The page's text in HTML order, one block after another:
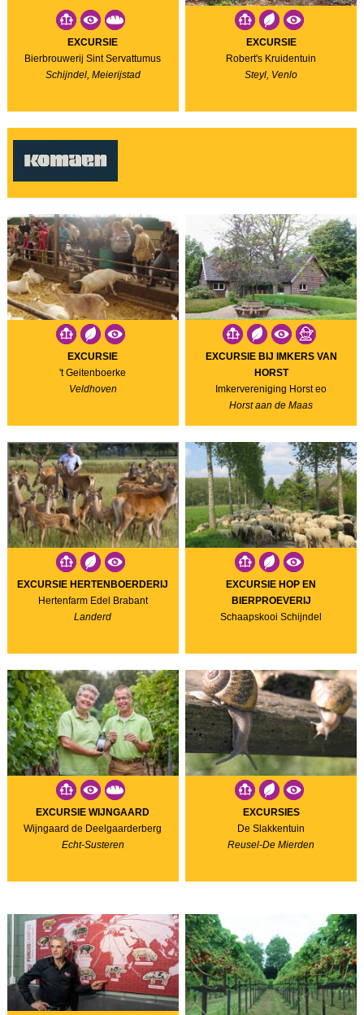
EXCURSIE
Bierbrouwerij Sint Servattumus
Schijndel, Meierijstad
EXCURSIE
Robert's Kruidentuin
Steyl, Venlo
EXCURSIE
't Geitenboerke
Veldhoven
EXCURSIE BIJ IMKERS VAN
HORST
Imkervereniging Horst eo
Horst aan de Maas
EXCURSIE HERTENBOERDERIJ
Hertenfarm Edel Brabant
Landerd
EXCURSIE HOP EN
BIERPROEVERIJ
Schaapskooi Schijndel
EXCURSIE WIJNGAARD
Wijngaard de Deelgaarderberg
Echt-Susteren
EXCURSIES
De Slakkentuin
Reusel-De Mierden